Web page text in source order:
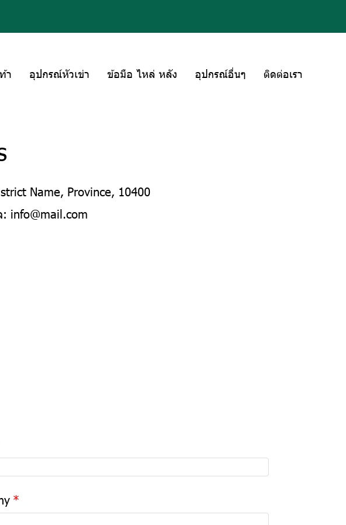
า อุปกรณ์หัวเข่า ข้อมือ ไหล่ หลัง อุปกรณ์อื่นๆ ติดต่อเรา
Name, Province, 10400
: info@mail.com